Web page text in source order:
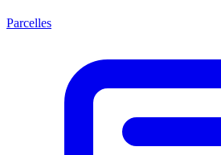
Parcelles